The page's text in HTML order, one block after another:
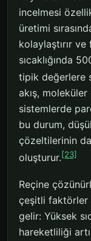
incelmesi
üretimi
kolaylaştırır
sıcaklığında
tipik değerlere
akış,
sistemlerde
bu durum,
çözeltilerinin
oluşturur.[23]
Reçine
çeşitli faktörler
gelir: Yüksek
hareketliliği